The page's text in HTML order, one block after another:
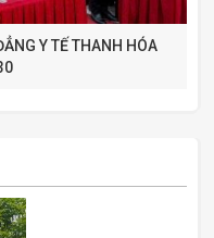
Y TẾ THANH HÓA